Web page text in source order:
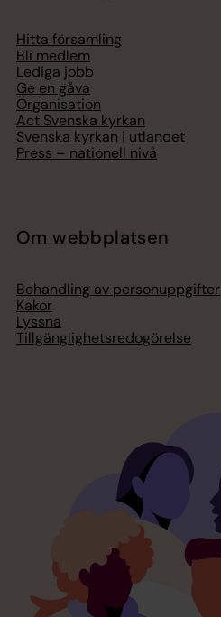
Hitta församling
Bli medlem
Lediga jobb
Ge en gåva
Organisation
Act Svenska kyrkan
Svenska kyrkan i utlandet
Press – nationell nivå
Om webbplatsen
Behandling av personuppgifter
Kakor
Lyssna
Tillgänglighetsredogörelse